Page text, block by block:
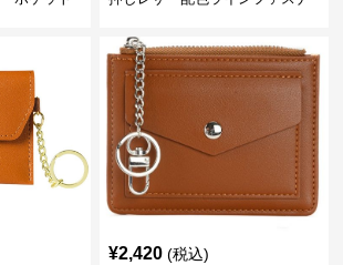
¥2,420 (税込)